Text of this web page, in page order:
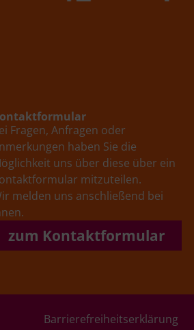
Fragen, Anfragen oder
haben Sie die
uns über diese über ein
mitzuteilen.
melden uns anschließend bei
zum Kontaktformular
Barrierefreiheitserklärung